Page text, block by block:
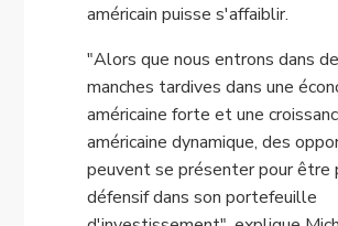
américain puisse s'affaiblir.
"Alors que nous entrons dans
manches tardives dans une
américaine forte et une
américaine dynamique, des
peuvent se présenter pour être
défensif dans son portefeuille